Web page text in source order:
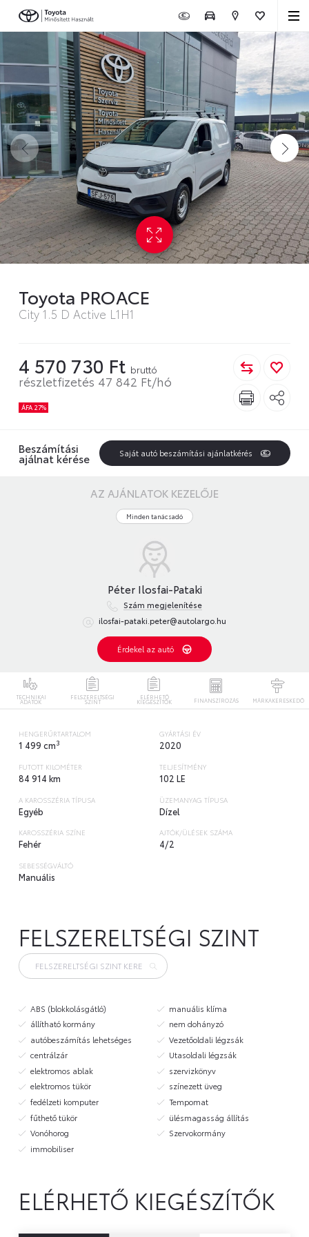
Toyota PROACE
City 1.5 D Active L1H1
4 570 730 Ft bruttó
részletfizetés 47 842 Ft/hó
ÁFA 27%
Beszámítási
ajálnat kérése Saját autó beszámítási ajánlatkérés
AZ AJÁNLATOK KEZELŐJE
Minden tanácsadó
Péter Ilosfai-Pataki
Szám megjelenítése
ilosfai-pataki.peter@autolargo.hu
Érdekel az autó
TECHNIKAI
ADATOK
FELSZERELTSÉGI
SZINT
ELÉRHETŐ
KIEGÉSZÍTŐK FINANSZÍROZÁS MÁRKAKERESKEDŐ
HENGERŰRTARTALOM
1 499 cm3
GYÁRTÁSI ÉV
2020
FUTOTT KILOMÉTER
84 914 km
TELJESÍTMÉNY
102 LE
A KAROSSZÉRIA TÍPUSA
Egyéb
ÜZEMANYAG TÍPUSA
Dízel
KAROSSZÉRIA SZÍNE
Fehér
AJTÓK/ÜLÉSEK SZÁMA
4/2
SEBESSÉGVÁLTÓ
Manuális
FELSZERELTSÉGI SZINT
ABS (blokkolásgátló)
állítható kormány
autóbeszámítás lehetséges
centrálzár
elektromos ablak
elektromos tükör
fedélzeti komputer
fűthető tükör
Vonóhorog
immobiliser
manuális klíma
nem dohányzó
Vezetőoldali légzsák
Utasoldali légzsák
szervizkönyv
színezett üveg
Tempomat
ülésmagasság állítás
Szervokormány
ELÉRHETŐ KIEGÉSZÍTŐK